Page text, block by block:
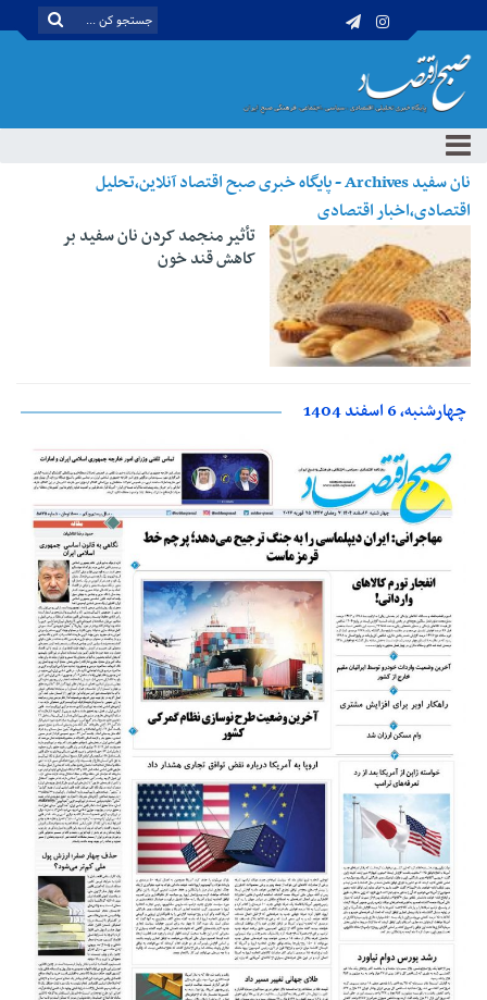
نان سفید Archives - پایگاه خبری صبح اقتصاد آنلاین،تحلیل
اقتصادی،اخبار اقتصادی
تأثیر منجمد کردن نان سفید بر
کاهش قند خون
چهارشنبه، 6 اسفند 1404